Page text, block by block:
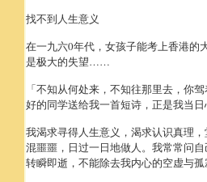
找不到人生意义
在一九六0年代，女孩子能考上香港的
是极大的失望……
「不知从何处来，不知往那里去，你
好的同学送给我一首短诗，正是我当
我渴求寻得人生意义，渴求认识真理
混噩噩，日过一日地做人。我常常问
转瞬即逝，不能除去我内心的空虚与